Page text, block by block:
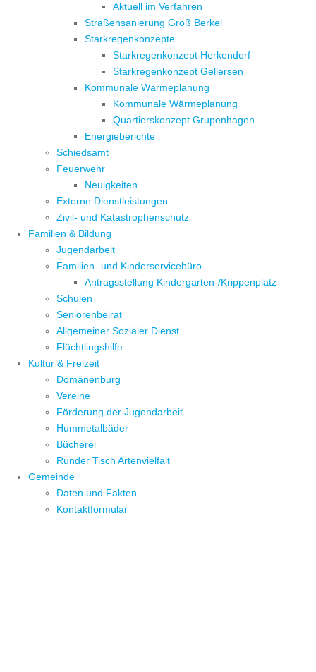
Aktuell im Verfahren
Straßensanierung Groß Berkel
Starkregenkonzepte
Starkregenkonzept Herkendorf
Starkregenkonzept Gellersen
Kommunale Wärmeplanung
Kommunale Wärmeplanung
Quartierskonzept Grupenhagen
Energieberichte
Schiedsamt
Feuerwehr
Neuigkeiten
Externe Dienstleistungen
Zivil- und Katastrophenschutz
Familien & Bildung
Jugendarbeit
Familien- und Kinderservicebüro
Antragsstellung Kindergarten-/Krippenplatz
Schulen
Seniorenbeirat
Allgemeiner Sozialer Dienst
Flüchtlingshilfe
Kultur & Freizeit
Domänenburg
Vereine
Förderung der Jugendarbeit
Hummetalbäder
Bücherei
Runder Tisch Artenvielfalt
Gemeinde
Daten und Fakten
Kontaktformular